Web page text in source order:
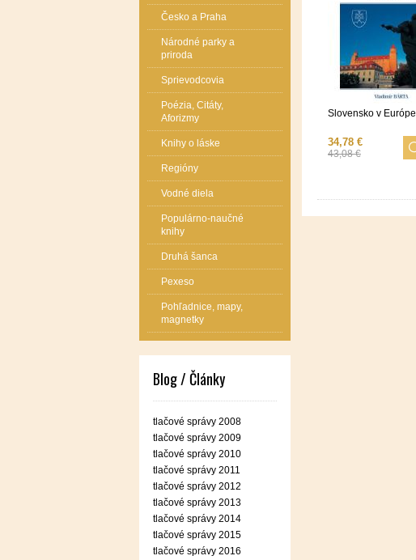
Česko a Praha
Národné parky a
priroda
Sprievodcovia
Poézia, Citáty,
Aforizmy
Knihy o láske
Regióny
Vodné diela
Populárno-naučné
knihy
Druhá šanca
Pexeso
Pohľadnice, mapy,
magnetky
Blog / Články
tlačové správy 2008
tlačové správy 2009
tlačové správy 2010
tlačové správy 2011
tlačové správy 2012
tlačové správy 2013
tlačové správy 2014
tlačové správy 2015
tlačové správy 2016
Slovensko v Európe
34,78 €
43,08 €